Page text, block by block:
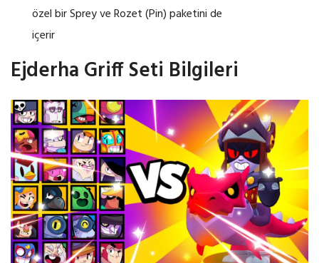
özel bir Sprey ve Rozet (Pin) paketini de
içerir
Ejderha Griff Seti Bilgileri